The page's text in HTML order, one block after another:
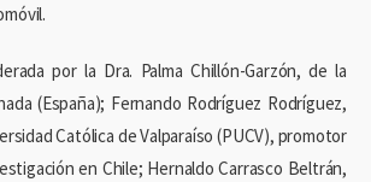
por la Dra. Palma Chillón-Garzón, de la
(España); Fernando Rodríguez Rodríguez,
Católica de Valparaíso (PUCV), promotor
en Chile; Hernaldo Carrasco Beltrán,